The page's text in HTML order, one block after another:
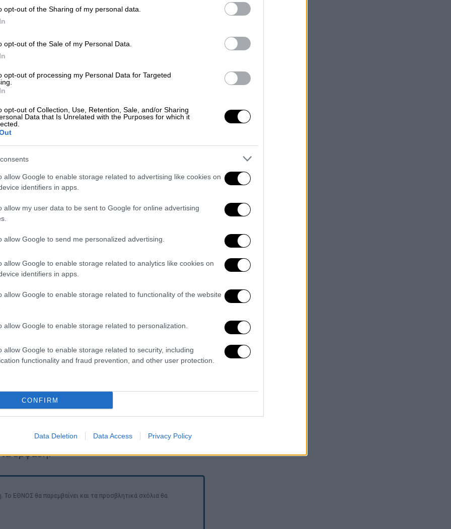
opt-out of the Sharing of my personal data.
opt-out of the Sale of my Personal Data.
opt-out of processing my Personal Data for Targeted
opt-out of Collection, Use, Retention, Sale, and/or Sharing
Data that Is Unrelated with the Purposes for which it
allow Google to enable storage related to advertising like cookies on
identifiers in apps.
allow my user data to be sent to Google for online advertising
allow Google to send me personalized advertising.
allow Google to enable storage related to analytics like cookies on
identifiers in apps.
allow Google to enable storage related to functionality of the website
allow Google to enable storage related to personalization.
allow Google to enable storage related to security, including
functionality and fraud prevention, and other user protection.
CONFIRM
Data Deletion Data Access Privacy Policy
πυρός θα μπορούσε να υπογραφτε
«Συνεχίζονται κανονικά οι
να παύσει το πυρ»
ακόμη», πρόσθεσε ο κ. Τραμπ, κατά το ABC
έχει δώσει ακόμη το πράσινο φως.
από την πλευρά του Ιράν πως επίκειται
και στο παρελθόν φιλόδοξα
πλαίσιο που συμπεριλαμβάνει την
την 8ηΑπριλίου. Ωστόσο, παρά την
σε ανταλλαγές πυρών τις
σε παύση των
το Ισραήλ και το σιιτικό κίνημα
να πολεμούν «για την
διαβεβαίωσε πως τα δυο μέρη του
«δέχτηκε να σταματήσει να παύσει
του» και ότι «ομοίως, το Ισραήλ
(των μελών του κινήματος), προτού
αυτό -- ας ελπίσουμε πως θα
αυτή την τελευταία λέξη με
έμφαση.
ΕΘΝΟΣ θα παρεμβαίνει και τα προσβλητικά σχόλια θα